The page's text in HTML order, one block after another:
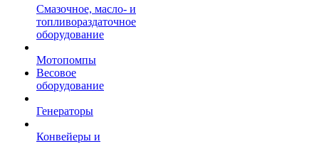
Смазочное, масло- и
топливораздаточное
оборудование
Мотопомпы
Весовое
оборудование
Генераторы
Конвейеры и